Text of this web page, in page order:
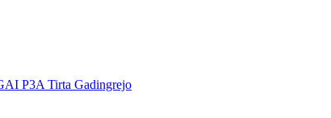
P3A Tirta Gadingrejo